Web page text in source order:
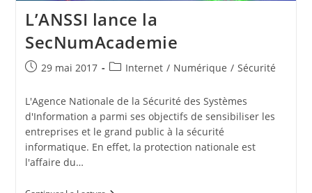
L’ANSSI lance la
SecNumAcademie
Publication
29 mai 2017
PostInternet / Numérique / Sécurité
L'Agence Nationale de la Sécurité des Systèmes
d'Information a parmi ses objectifs de sensibiliser les
entreprises et le grand public à la sécurité
informatique. En effet, la protection nationale est
l'affaire du…